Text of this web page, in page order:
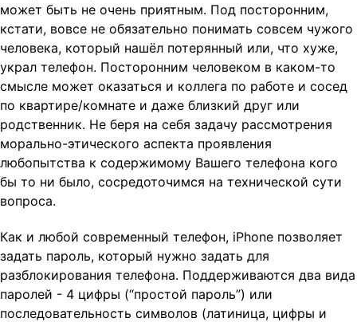
может быть не очень приятным. Под посторонним,
кстати, вовсе не обязательно понимать совсем чужого
человека, который нашёл потерянный или, что хуже,
украл телефон. Посторонним человеком в каком-то
смысле может оказаться и коллега по работе и сосед
по квартире/комнате и даже близкий друг или
родственник. Не беря на себя задачу рассмотрения
морально-этического аспекта проявления
любопытства к содержимому Вашего телефона кого
бы то ни было, сосредоточимся на технической сути
вопроса.
Как и любой современный телефон, iPhone позволяет
задать пароль, который нужно задать для
разблокирования телефона. Поддерживаются два вида
паролей - 4 цифры (“простой пароль”) или
последовательность символов (латиница, цифры и